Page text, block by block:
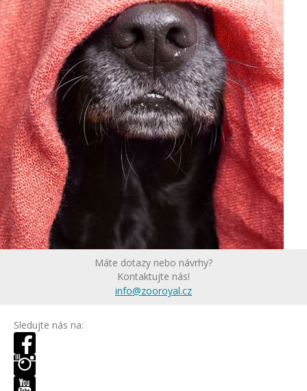
Máte dotazy nebo návrhy?
Kontaktujte nás!
info@zooroyal.cz
Sledujte nás na: